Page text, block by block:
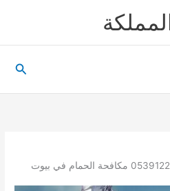
شركة مكافحة حمام ببارق 0539122947 مكافحة الحمام في بيوت